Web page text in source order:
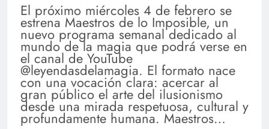
El próximo miércoles 4 de febrero se
estrena Maestros de lo Imposible, un
nuevo programa semanal dedicado al
mundo de la magia que podrá verse en
el canal de YouTube
@leyendasdelamagia. El formato nace
con una vocación clara: acercar al
gran público el arte del ilusionismo
desde una mirada respetuosa, cultural y
profundamente humana. Maestros…